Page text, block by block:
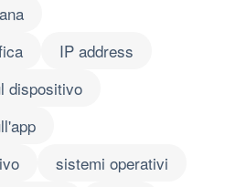
IP address
dispositivo
sistemi operativi